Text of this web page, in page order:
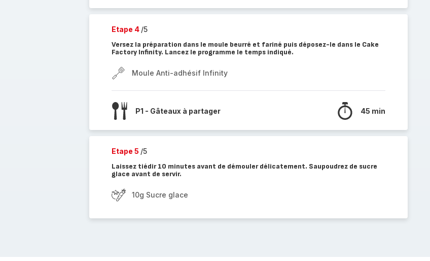
Etape 4 /5
Versez la préparation dans le moule beurré et fariné puis déposez-le dans le Cake
Factory Infinity. Lancez le programme le temps indiqué.
Moule Anti-adhésif Infinity
P1 - Gâteaux à partager 45 min
Etape 5 /5
Laissez tiédir 10 minutes avant de démouler délicatement. Saupoudrez de sucre
glace avant de servir.
10g Sucre glace